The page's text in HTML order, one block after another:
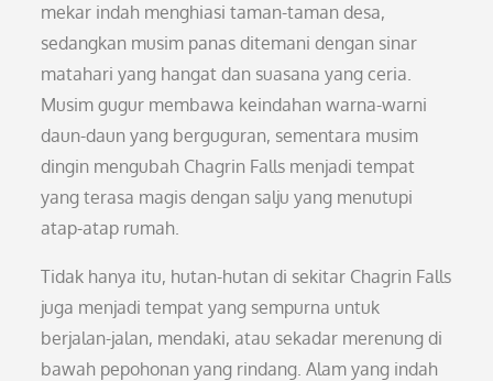
mekar indah menghiasi taman-taman desa,
sedangkan musim panas ditemani dengan sinar
matahari yang hangat dan suasana yang ceria.
Musim gugur membawa keindahan warna-warni
daun-daun yang berguguran, sementara musim
dingin mengubah Chagrin Falls menjadi tempat
yang terasa magis dengan salju yang menutupi
atap-atap rumah.
Tidak hanya itu, hutan-hutan di sekitar Chagrin Falls
juga menjadi tempat yang sempurna untuk
berjalan-jalan, mendaki, atau sekadar merenung di
bawah pepohonan yang rindang. Alam yang indah